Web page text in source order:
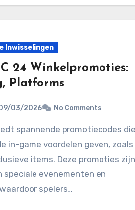
Inwisselingen
24 Winkelpromoties:
Platforms
03/2026 No Comments
in-game voordelen geven, zoals
items. Deze promoties zijn
speciale evenementen en
spelers…